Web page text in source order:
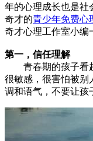
年的心理成长也是社
奇才的青少年免费心
奇才心理工作室小编
第一，信任理解
青春期的孩子看起
很敏感，很害怕被别
调和语气，不要让孩